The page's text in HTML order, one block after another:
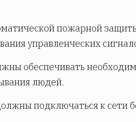
пожарной
управленческих
обеспечивать
людей.
подключаться к сети